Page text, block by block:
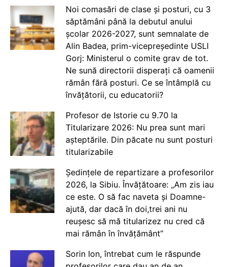
Noi comasări de clase și posturi, cu 3
săptămâni până la debutul anului
școlar 2026-2027, sunt semnalate de
Alin Badea, prim-vicepreședinte USLI
Gorj: Ministerul o comite grav de tot.
Ne sună directorii disperați că oamenii
rămân fără posturi. Ce se întâmplă cu
învățătorii, cu educatorii?
Profesor de Istorie cu 9.70 la
Titularizare 2026: Nu prea sunt mari
așteptările. Din păcate nu sunt posturi
titularizabile
Ședințele de repartizare a profesorilor
2026, la Sibiu. Învățătoare: „Am zis iau
ce este. O să fac naveta și Doamne-
ajută, dar dacă în doi,trei ani nu
reușesc să mă titularizez nu cred că
mai rămân în învățământ”
Sorin Ion, întrebat cum le răspunde